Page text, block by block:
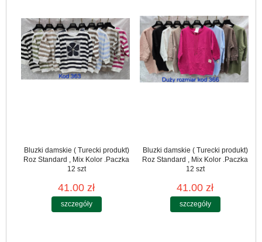
Bluzki damskie ( Turecki produkt)
Roz Standard , Mix Kolor .Paczka
12 szt
41.00 zł
szczegóły
Bluzki damskie ( Turecki produkt)
Roz Standard , Mix Kolor .Paczka
12 szt
41.00 zł
szczegóły